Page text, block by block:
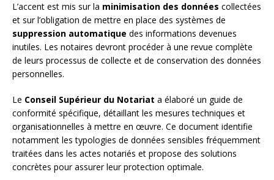
L’accent est mis sur la minimisation des données collectées
et sur l’obligation de mettre en place des systèmes de
suppression automatique des informations devenues
inutiles. Les notaires devront procéder à une revue complète
de leurs processus de collecte et de conservation des données
personnelles.
Le Conseil Supérieur du Notariat a élaboré un guide de
conformité spécifique, détaillant les mesures techniques et
organisationnelles à mettre en œuvre. Ce document identifie
notamment les typologies de données sensibles fréquemment
traitées dans les actes notariés et propose des solutions
concrètes pour assurer leur protection optimale.